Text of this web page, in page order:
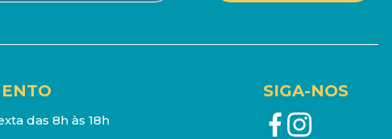
das 8h às 18h
SIGA-NOS